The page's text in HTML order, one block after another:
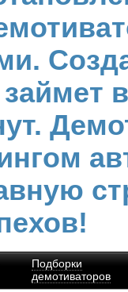
Подборки
демотиваторов